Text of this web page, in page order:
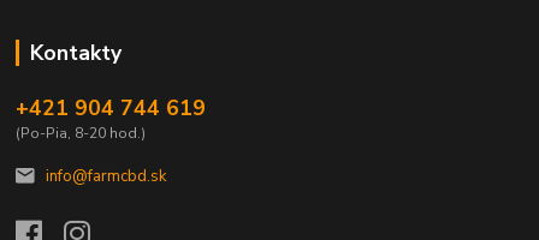
Kontakty
+421 904 744 619
(Po-Pia, 8-20 hod.)
info@farmcbd.sk